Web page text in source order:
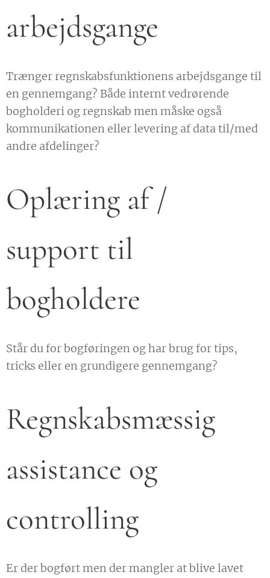
arbejdsgange
Trænger regnskabsfunktionens arbejdsgange til
en gennemgang? Både internt vedrørende
bogholderi og regnskab men måske også
kommunikationen eller levering af data til/med
andre afdelinger?
Oplæring af /
support til
bogholdere
Står du for bogføringen og har brug for tips,
tricks eller en grundigere gennemgang?
Regnskabsmæssig
assistance og
controlling
Er der bogført men der mangler at blive lavet